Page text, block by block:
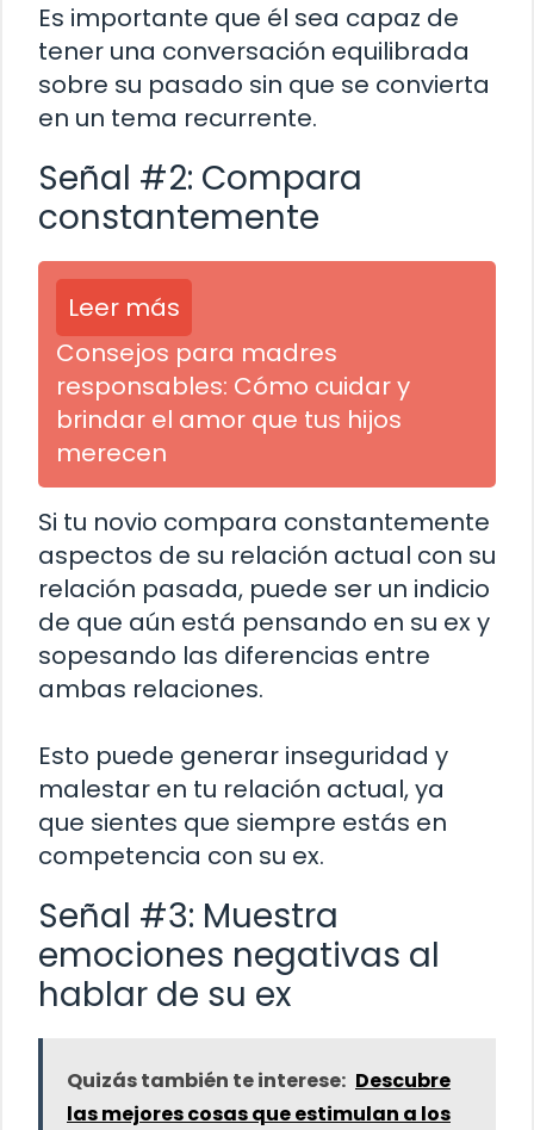
Es importante que él sea capaz de
tener una conversación equilibrada
sobre su pasado sin que se convierta
en un tema recurrente.
Señal #2: Compara
constantemente
Leer más
Consejos para madres
responsables: Cómo cuidar y
brindar el amor que tus hijos
merecen
Si tu novio compara constantemente
aspectos de su relación actual con su
relación pasada, puede ser un indicio
de que aún está pensando en su ex y
sopesando las diferencias entre
ambas relaciones.
Esto puede generar inseguridad y
malestar en tu relación actual, ya
que sientes que siempre estás en
competencia con su ex.
Señal #3: Muestra
emociones negativas al
hablar de su ex
Quizás también te interese: Descubre
las mejores cosas que estimulan a los